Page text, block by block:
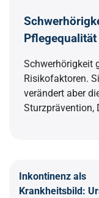
Schwerhörigkeit
Risikofaktoren.
verändert aber
Sturzprävention,
Inkontinenz als
Krankheitsbild: